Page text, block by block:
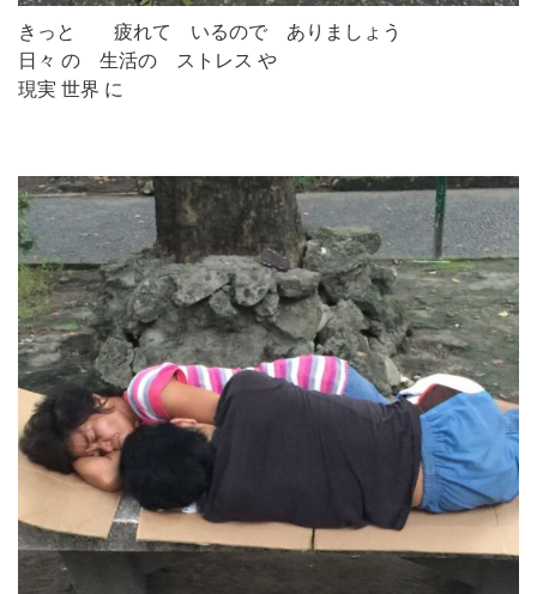
きっと 疲れて いるので ありましょう
日々 の 生活の ストレス や
現実 世界 に